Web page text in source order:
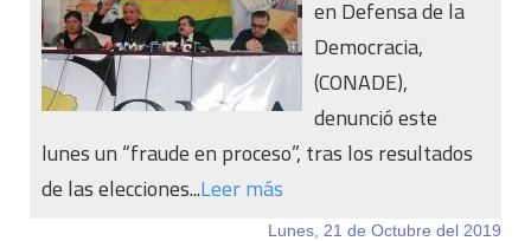
en Defensa de la
Democracia,
(CONADE),
denunció este
lunes un “fraude en proceso”, tras los resultados
de las elecciones...Leer más
Lunes, 21 de Octubre del 2019